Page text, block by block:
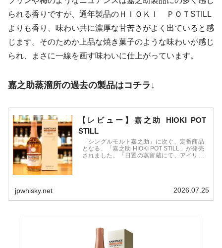
られる香りですが、通年製品のＨＩＯＫＩ ＰＯＴSTILL
よりも香り、味わい共に濃厚な甘苦さがよく出ていると感
じます。そのためか上品な焼き菓子のような味わいが感じ
られ、まさに一線を画す味わいに仕上がっています。
嘉之助蒸溜所の過去の製品はコチラ↓
【レビュー】嘉之助 HIOKI POT
STILL
「シングルモルト嘉之助」に次ぐ、定番商品
となる、「嘉之助 HIOKI POT STILL」が発売
されました。「日置の蒸留蔵にて、アイリッ
jpwhisky.net 2026.07.25